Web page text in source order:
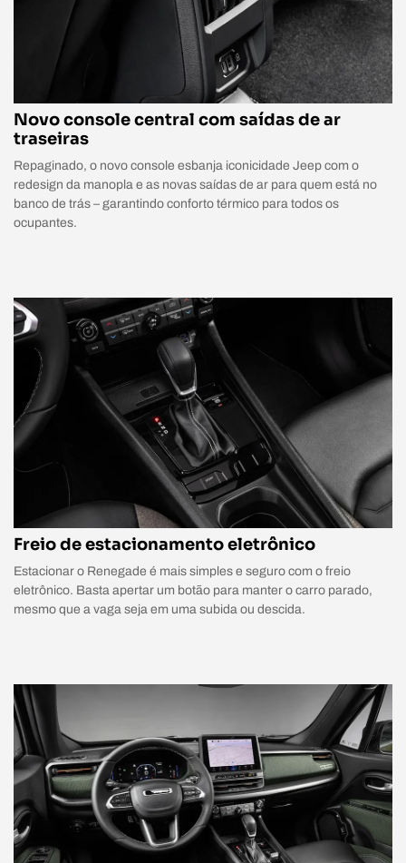
Novo console central com saídas de ar
traseiras
Repaginado, o novo console esbanja iconicidade Jeep com o
redesign da manopla e as novas saídas de ar para quem está no
banco de trás – garantindo conforto térmico para todos os
ocupantes.
Freio de estacionamento eletrônico
Estacionar o Renegade é mais simples e seguro com o freio
eletrônico. Basta apertar um botão para manter o carro parado,
mesmo que a vaga seja em uma subida ou descida.